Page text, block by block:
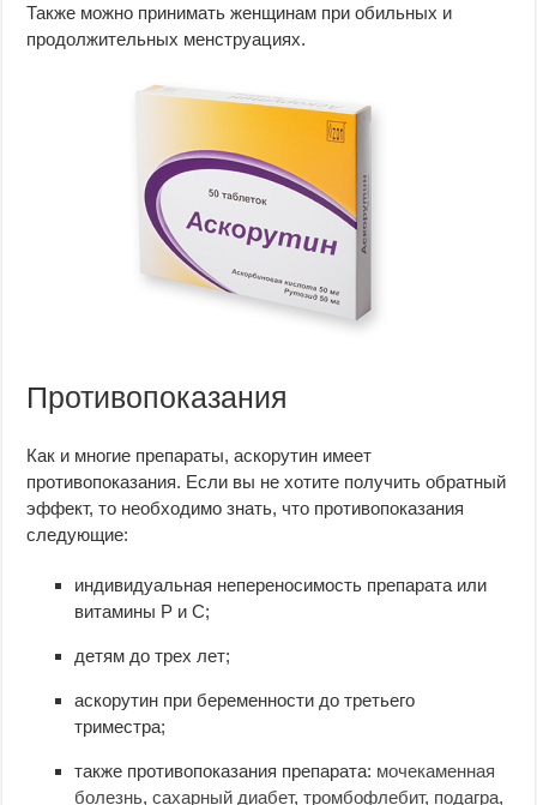
Также можно принимать женщинам при обильных и
продолжительных менструациях.
Противопоказания
Как и многие препараты, аскорутин имеет
противопоказания. Если вы не хотите получить обратный
эффект, то необходимо знать, что противопоказания
следующие:
индивидуальная непереносимость препарата или
витамины Р и С;
детям до трех лет;
аскорутин при беременности до третьего
триместра;
также противопоказания препарата: мочекаменная
болезнь,сахарный диабет,тромбофлебит, подагра,